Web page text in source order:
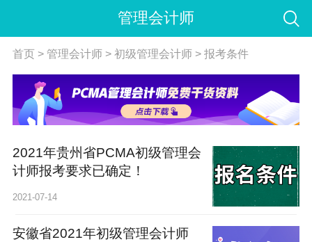
管理会计师
首页> 管理会计师> 初级管理会计师> 报考条件
2021年贵州省PCMA初级管理会
计师报考要求已确定！
2021-07-14
安徽省2021年初级管理会计师